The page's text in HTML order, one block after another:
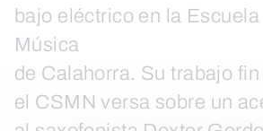
bajo eléctrico en la
Música
de Calahorra. Su trabajo
el CSMN versa sobre un